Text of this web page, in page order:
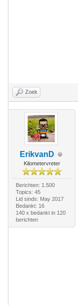
Zoek
ErikvanD
Kilometervreter
Berichten: 1.500
Topics: 45
Lid sinds: May 2017
Bedankt: 16
140 x bedankt in 120
berichten